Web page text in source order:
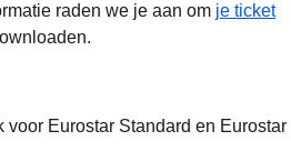
raden we je aan om je ticket
voor Eurostar Standard en Eurostar